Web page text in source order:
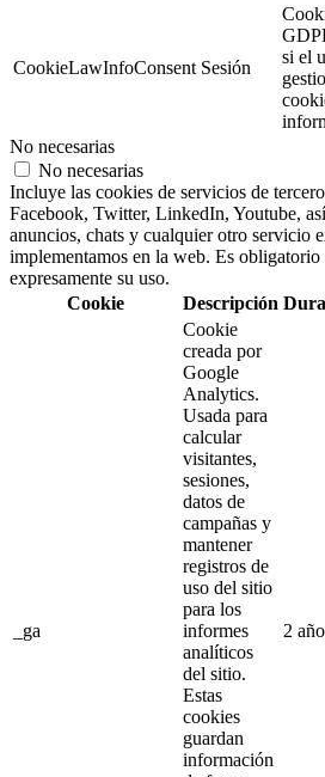
CookieLawInfoConsent Sesión
si el
No necesarias
No necesarias
Incluye las cookies de servicios de
Facebook, Twitter, LinkedIn, Youtube,
anuncios, chats y cualquier otro servicio
implementamos en la web. Es obligatorio
expresamente su uso.
Cookie
Descripción
_ga
Cookie
creada por
Google
Analytics.
Usada para
calcular
visitantes,
sesiones,
datos de
campañas y
mantener
registros de
uso del sitio
para los
informes
analíticos
del sitio.
Estas
cookies
guardan
información
2